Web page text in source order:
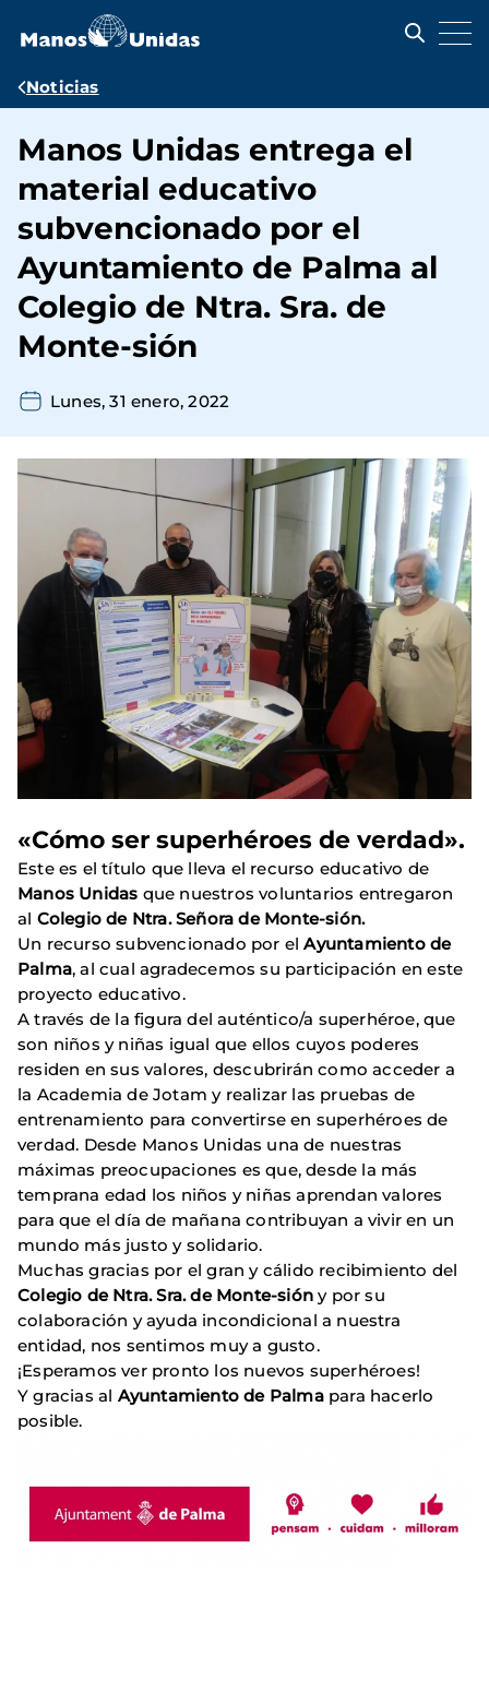
contenido
Ruta
navegación
Noticias
Manos Unidas entrega el
material educativo
subvencionado por el
Ayuntamiento de Palma al
Colegio de Ntra. Sra. de
Monte-sión
Lunes, 31 enero, 2022
«Cómo ser superhéroes de verdad».
Este es el título que lleva el recurso educativo de
Manos Unidas que nuestros voluntarios entregaron
al Colegio de Ntra. Señora de Monte-sión.
Un recurso subvencionado por elAyuntamiento de
Palma, al cual agradecemos su participación en este
proyecto educativo.
A través de la figura del auténtico/a superhéroe, que
son niños y niñas igual que ellos cuyos poderes
residen en sus valores, descubrirán como acceder a
la Academia de Jotam y realizar las pruebas de
entrenamiento para convertirse en superhéroes de
verdad. Desde Manos Unidas una de nuestras
máximas preocupaciones es que, desde la más
temprana edad los niños y niñas aprendan valores
para que el día de mañana contribuyan a vivir en un
mundo más justo y solidario.
Muchas gracias por el gran y cálido recibimiento del
Colegio de Ntra. Sra. de Monte-sión y por su
colaboración y ayuda incondicional a nuestra
entidad, nos sentimos muy a gusto.
¡Esperamos ver pronto los nuevos superhéroes!
Y gracias al Ayuntamiento de Palma para hacerlo
posible.